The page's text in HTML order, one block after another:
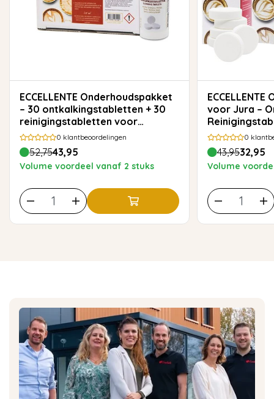
ECCELLENTE Onderhoudspakket
– 30 ontkalkingstabletten + 30
reinigingstabletten voor
koffiemachines
0 klantbeoordelingen
52,7543,95
Volume voordeel vanaf 2 stuks
ECCELLENTE Onderhoudsset
voor Jura –
0
43,9532,95
Volume